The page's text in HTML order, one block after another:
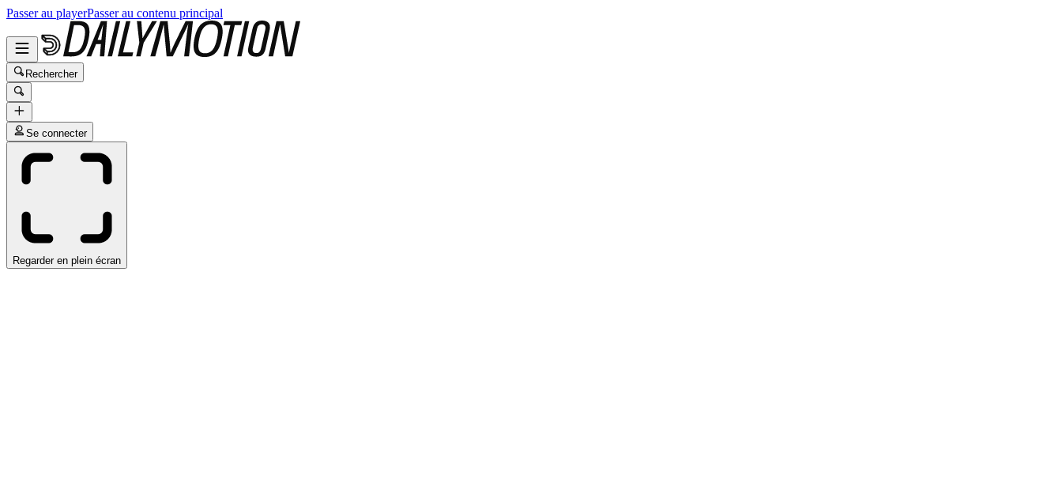
Passer au playerPasser au contenu principal
Rechercher
Se connecter
Regarder en plein écran